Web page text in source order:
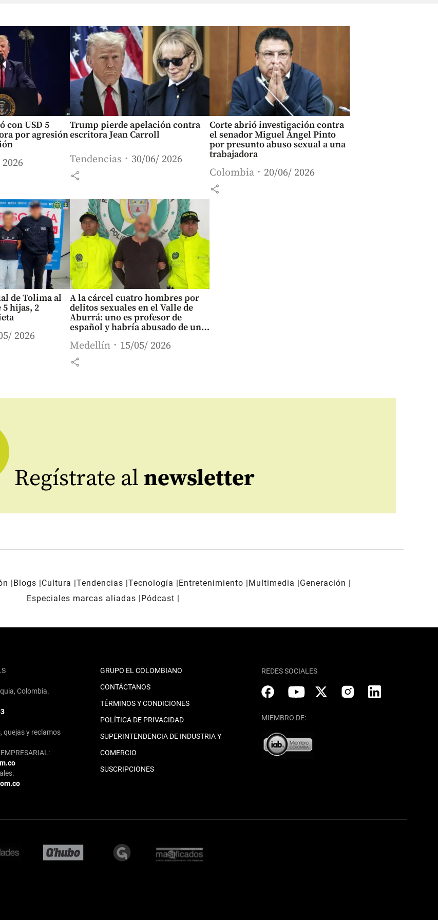
con USD 5
por agresión
Trump pierde apelación contra
escritora Jean Carroll
Tendencias 30/06/ 2026
share
Corte abrió investigación contra
el senador Miguel Ángel Pinto
por presunto abuso sexual a una
trabajadora
Colombia 20/06/ 2026
share
de Tolima al
5 hijas, 2
2026
A la cárcel cuatro hombres por
delitos sexuales en el Valle de
Aburrá: uno es profesor de
español y habría abusado de una
Medellín 15/05/ 2026
share
Regístrate al newsletter
Blogs Cultura Tendencias Tecnología Entretenimiento Multimedia
Generación
Especiales marcas aliadas
Pódcast
Colombia.
quejas y reclamos
GRUPO EL COLOMBIANO
CONTÁCTANOS
TÉRMINOS Y CONDICIONES
POLÍTICA DE PRIVACIDAD
SUPERINTENDENCIA DE INDUSTRIA Y
COMERCIO
SUSCRIPCIONES
REDES SOCIALES
MIEMBRO DE: